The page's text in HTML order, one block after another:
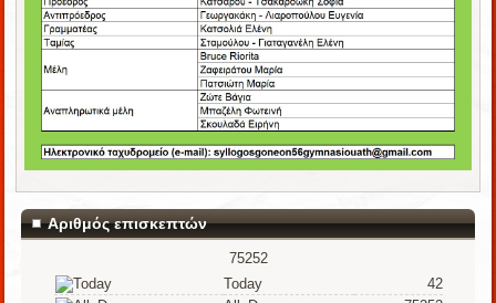
Αριθμός επισκεπτών
75252
Today
42